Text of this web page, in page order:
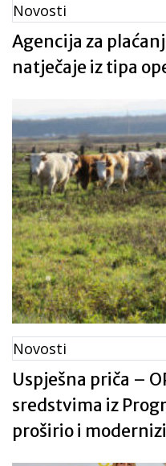
Novosti
Agencija za
natječaje iz tipa
Novosti
Uspješna priča –
sredstvima iz
proširio i